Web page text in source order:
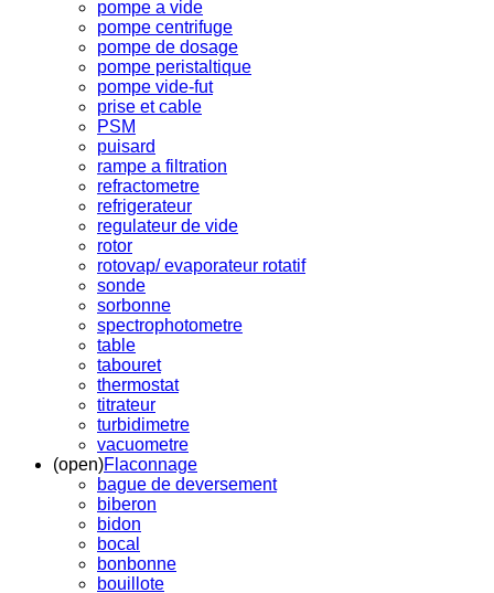
pompe a vide
pompe centrifuge
pompe de dosage
pompe peristaltique
pompe vide-fut
prise et cable
PSM
puisard
rampe a filtration
refractometre
refrigerateur
regulateur de vide
rotor
rotovap/ evaporateur rotatif
sonde
sorbonne
spectrophotometre
table
tabouret
thermostat
titrateur
turbidimetre
vacuometre
(open)Flaconnage
bague de deversement
biberon
bidon
bocal
bonbonne
bouillote